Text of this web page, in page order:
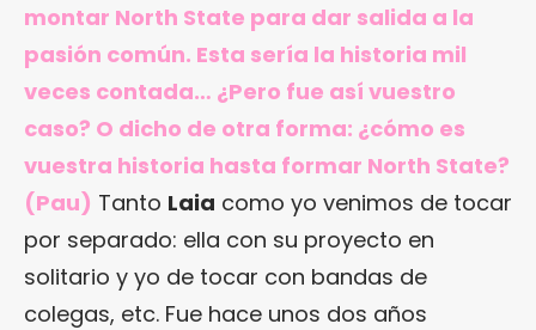
montar North State para dar salida a la
pasión común. Esta sería la historia mil
veces contada… ¿Pero fue así vuestro
caso? O dicho de otra forma: ¿cómo es
vuestra historia hasta formar North State?
(Pau) Tanto Laia como yo venimos de tocar
por separado: ella con su proyecto en
solitario y yo de tocar con bandas de
colegas, etc. Fue hace unos dos años